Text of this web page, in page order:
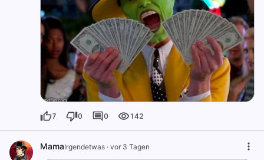
7 0 0 142
MamaIrgendetwas · vor 3 Tagen